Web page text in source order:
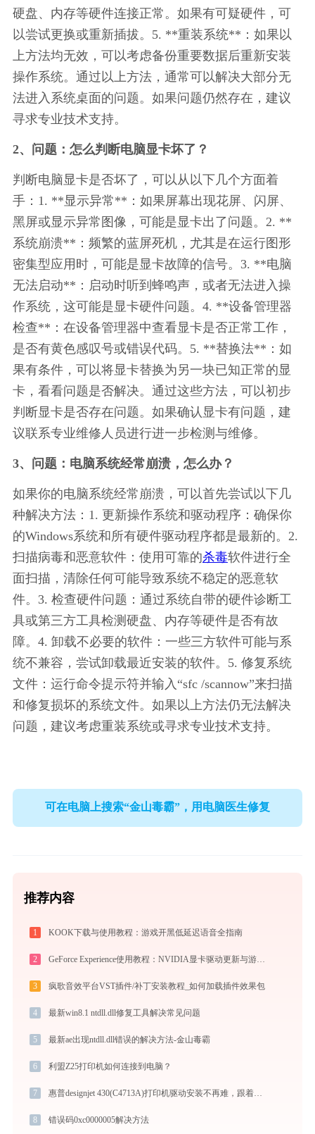
硬盘、内存等硬件连接正常。如果有可疑硬件，可
以尝试更换或重新插拔。5. **重装系统**：如果以
上方法均无效，可以考虑备份重要数据后重新安装
操作系统。通过以上方法，通常可以解决大部分无
法进入系统桌面的问题。如果问题仍然存在，建议
寻求专业技术支持。
2、问题：怎么判断电脑显卡坏了？
判断电脑显卡是否坏了，可以从以下几个方面着
手：1. **显示异常**：如果屏幕出现花屏、闪屏、
黑屏或显示异常图像，可能是显卡出了问题。2. **
系统崩溃**：频繁的蓝屏死机，尤其是在运行图形
密集型应用时，可能是显卡故障的信号。3. **电脑
无法启动**：启动时听到蜂鸣声，或者无法进入操
作系统，这可能是显卡硬件问题。4. **设备管理器
检查**：在设备管理器中查看显卡是否正常工作，
是否有黄色感叹号或错误代码。5. **替换法**：如
果有条件，可以将显卡替换为另一块已知正常的显
卡，看看问题是否解决。通过这些方法，可以初步
判断显卡是否存在问题。如果确认显卡有问题，建
议联系专业维修人员进行进一步检测与维修。
3、问题：电脑系统经常崩溃，怎么办？
如果你的电脑系统经常崩溃，可以首先尝试以下几
种解决方法：1. 更新操作系统和驱动程序：确保你
的Windows系统和所有硬件驱动程序都是最新的。2.
扫描病毒和恶意软件：使用可靠的杀毒软件进行全
面扫描，清除任何可能导致系统不稳定的恶意软
件。3. 检查硬件问题：通过系统自带的硬件诊断工
具或第三方工具检测硬盘、内存等硬件是否有故
障。4. 卸载不必要的软件：一些三方软件可能与系
统不兼容，尝试卸载最近安装的软件。5. 修复系统
文件：运行命令提示符并输入“sfc /scannow”来扫描
和修复损坏的系统文件。如果以上方法仍无法解决
问题，建议考虑重装系统或寻求专业技术支持。
可在电脑上搜索“金山毒霸”，用电脑医生修复
推荐内容
1 KOOK下载与使用教程：游戏开黑低延迟语音全指南
2 GeForce Experience使用教程：NVIDIA显卡驱动更新与游戏优化录制完全指南
3 疯歌音效平台VST插件/补丁安装教程_如何加载插件效果包
4 最新win8.1 ntdll.dll修复工具解决常见问题
5 最新ae出现ntdll.dll错误的解决方法-金山毒霸
6 利盟Z25打印机如何连接到电脑？
7 惠普designjet 430(C4713A)打印机驱动安装不再难，跟着这些步骤一学就会
8 错误码0xc0000005解决方法